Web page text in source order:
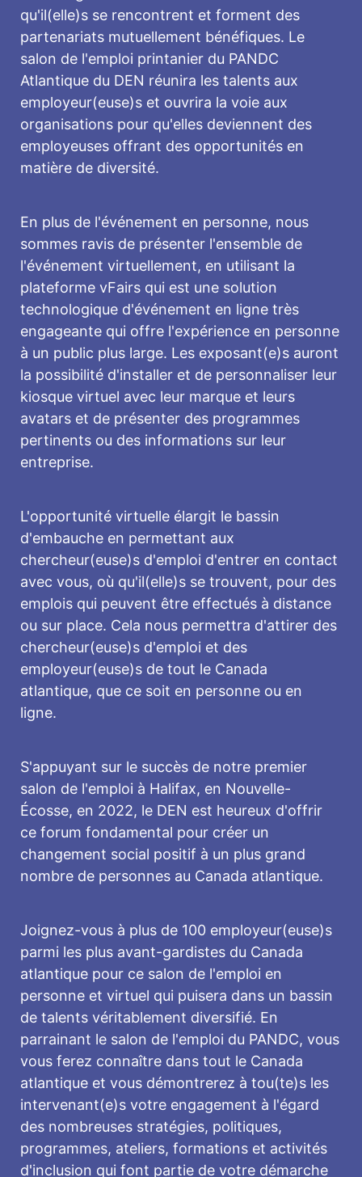
qu'il(elle)s se rencontrent et forment des
partenariats mutuellement bénéfiques. Le
salon de l'emploi printanier du PANDC
Atlantique du DEN réunira les talents aux
employeur(euse)s et ouvrira la voie aux
organisations pour qu'elles deviennent des
employeuses offrant des opportunités en
matière de diversité.
En plus de l'événement en personne, nous
sommes ravis de présenter l'ensemble de
l'événement virtuellement, en utilisant la
plateforme vFairs qui est une solution
technologique d'événement en ligne très
engageante qui offre l'expérience en personne
à un public plus large. Les exposant(e)s auront
la possibilité d'installer et de personnaliser leur
kiosque virtuel avec leur marque et leurs
avatars et de présenter des programmes
pertinents ou des informations sur leur
entreprise.
L'opportunité virtuelle élargit le bassin
d'embauche en permettant aux
chercheur(euse)s d'emploi d'entrer en contact
avec vous, où qu'il(elle)s se trouvent, pour des
emplois qui peuvent être effectués à distance
ou sur place. Cela nous permettra d'attirer des
chercheur(euse)s d'emploi et des
employeur(euse)s de tout le Canada
atlantique, que ce soit en personne ou en
ligne.
S'appuyant sur le succès de notre premier
salon de l'emploi à Halifax, en Nouvelle-
Écosse, en 2022, le DEN est heureux d'offrir
ce forum fondamental pour créer un
changement social positif à un plus grand
nombre de personnes au Canada atlantique.
Joignez-vous à plus de 100 employeur(euse)s
parmi les plus avant-gardistes du Canada
atlantique pour ce salon de l'emploi en
personne et virtuel qui puisera dans un bassin
de talents véritablement diversifié. En
parrainant le salon de l'emploi du PANDC, vous
vous ferez connaître dans tout le Canada
atlantique et vous démontrerez à tou(te)s les
intervenant(e)s votre engagement à l'égard
des nombreuses stratégies, politiques,
programmes, ateliers, formations et activités
d'inclusion qui font partie de votre démarche